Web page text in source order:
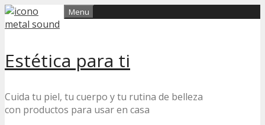
Skip
to
Estética para ti
Cuida tu piel, tu cuerpo y tu rutina de belleza
con productos para usar en casa
Menu